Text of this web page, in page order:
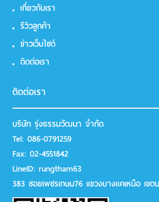
เกี่ยวกับเรา
รีวิวลูกค้า
ข่าวเว็บไซต์
ติดต่อเรา
ติดต่อเรา
บริษัท รุ่งธรรมวัฒนา จำกัด
Tel:086-0791259
Fax:02-4551842
LineID:rungtham63
383 ซอยเพชรเกษม76 เเขวงบางแคเหนือ เข